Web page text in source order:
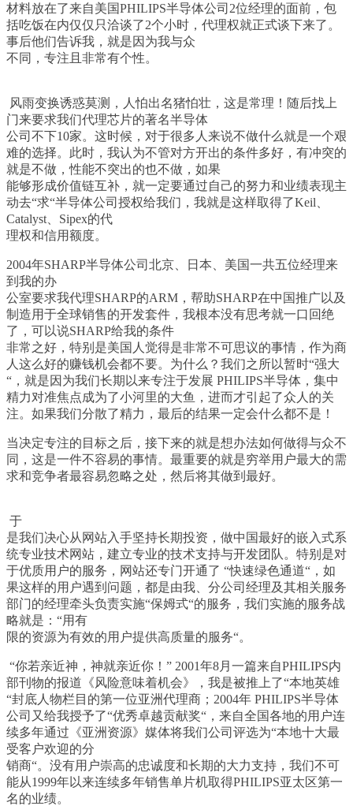
材料放在了来自美国PHILIPS半导体公司 2位经理的面前，包
括吃饭在内仅仅只洽谈了2个小时，代理权就正式谈下来了。
事后他们告诉我，就是因为我与众
不同，专注且非常有个性。
风雨变换诱惑莫测，人怕出名猪怕壮，这是常理！随后找上
门来要求我们代理芯片的著名半导体
公司不下10家。这时候，对于很多人来说不做什么就是一个艰
难的选择。此时，我认为不管对方开出的条件多好，有冲突的
就是不做，性能不突出的也不做，如果
能够形成价值链互补，就一定要通过自己的努力和业绩表现主
动去“求“半导体公司授权给我们，我就是这样取得了Keil
Catalyst
Sipex的代
理权和信用额度。
2004年SHARP半导体公司北京、日本、美国一共五位经理来
到我的办
公室要求我代理SHARP的ARM ，帮助SHARP在中国推广以及
制造用于全球销售的开发套件，我根本没有思考就一口回绝
了，可以说SHARP给我的条件
非常之好，特别是美国人觉得是非常不可思议的事情，作为商
人这么好的赚钱机会都不要。为什么？我们之所以暂时“强大
“ ，就是因为我们长期以来专注于发展 PHILIPS半导体，集中
精力对准焦点成为了小河里的大鱼，进而才引起了众人的关
注。如果我们分散了精力，最后的结果一定会什么都不是！
当决定专注的目标之后，接下来的就是想办法如何做得与众不
同，这是一件不容易的事情。最重要的就是穷举用户最大的需
求和竞争者最容易忽略之处，然后将其做到最好。
于
是我们决心从网站入手坚持长期投资，做中国最好的嵌入式系
统专业技术网站，建立专业的技术支持与开发团队。特别是对
于优质用户的服务，网站还专门开通了 “快速绿色通道“ ，如
果这样的用户遇到问题，都是由我、分公司经理及其相关服务
部门的经理牵头负责实施“保姆式“的服务，我们实施的服务战
略就是： “用有
限的资源为有效的用户提供高质量的服务“。
“你若亲近神，神就亲近你！ ” 2001年8月一篇来自PHILIPS内
部刊物的报道《风险意味着机会》，我是被推上了“本地英雄
“封底人物栏目的第一位亚洲代理商； 2004年 PHILIPS半导体
公司又给我授予了“优秀卓越贡献奖“ ，来自全国各地的用户连
续多年通过《亚洲资源》媒体将我们公司评选为“本地十大最
受客户欢迎的分
销商“。没有用户崇高的忠诚度和长期的大力支持，我们不可
能从1999年以来连续多年销售单片机取得PHILIPS亚太区第一
名的业绩。